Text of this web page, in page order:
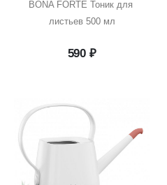
BONA FORTE Тоник для
листьев 500 мл
590 ₽